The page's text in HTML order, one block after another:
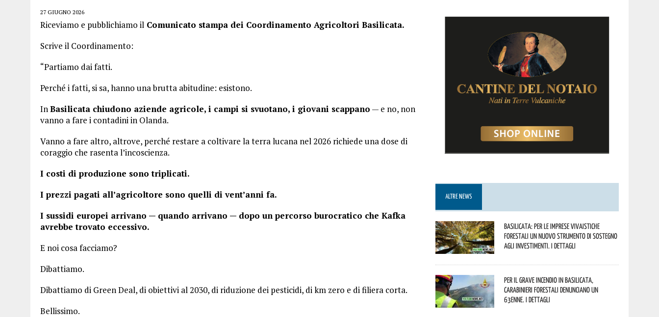
27 GIUGNO 2026
Riceviamo e pubblichiamo il Comunicato stampa dei Coordinamento Agricoltori Basilicata.
Scrive il Coordinamento:
“Partiamo dai fatti.
Perché i fatti, si sa, hanno una brutta abitudine: esistono.
InBasilicata chiudono aziende agricole, i campi si svuotano, i giovani scappano — e no, non
vanno a fare i contadini in Olanda.
Vanno a fare altro, altrove, perché restare a coltivare la terra lucana nel 2026 richiede una dose di
coraggio che rasenta l’incoscienza.
I costi di produzione sono triplicati.
I prezzi pagati all’agricoltore sono quelli di vent’anni fa.
I sussidi europei arrivano — quando arrivano — dopo un percorso burocratico che Kafka
avrebbe trovato eccessivo.
E noi cosa facciamo?
Dibattiamo.
Dibattiamo di Green Deal, di obiettivi al 2030, di riduzione dei pesticidi, di km zero e di filiera corta.
Bellissimo.
ALTRE NEWS
Basilicata: per le imprese vivaistiche
forestali un nuovo strumento di sostegno
agli investimenti. I dettagli
Per il grave incendio in Basilicata,
Carabinieri forestali denunciano un
63enne. I dettagli